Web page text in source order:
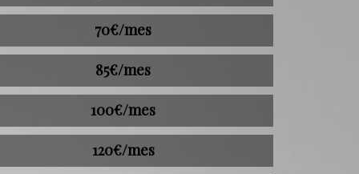
70€/mes
85€/mes
100€/mes
120€/mes